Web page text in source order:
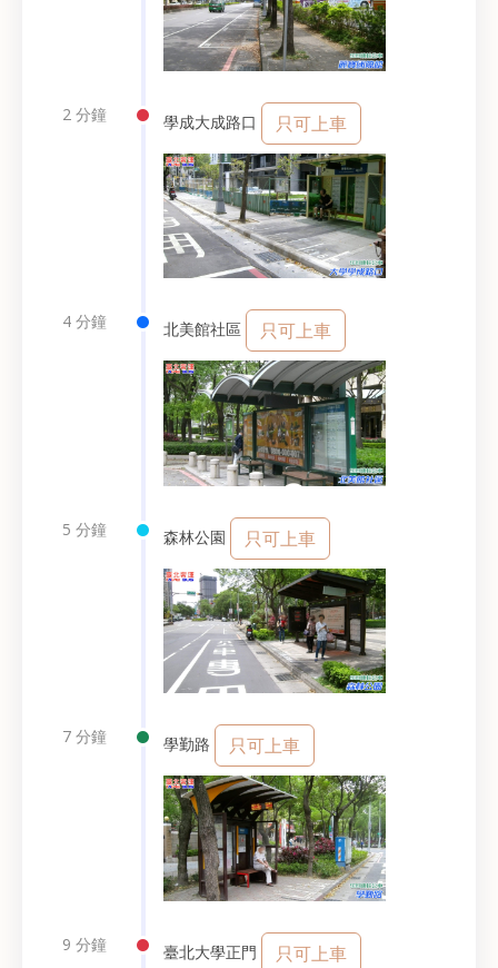
2 分鐘 學成大成路口 只可上車
4 分鐘 北美館社區 只可上車
5 分鐘 森林公園 只可上車
7 分鐘 學勤路 只可上車
9 分鐘 臺北大學正門 只可上車